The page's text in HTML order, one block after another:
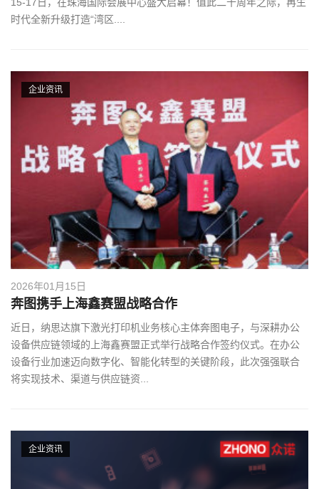
时代全新升级打造“湾区....
企业资讯
2026年01月15日
奔图携手上海鑫赛盟战略合作
近日，纳思达旗下激光打印机业务核心主体奔图电子，与深耕办公
设备供应链领域的上海鑫赛盟正式举行战略合作签约仪式。在办公
设备行业加速迈向数字化、智能化转型的关键阶段，此次强强联合
将实现技术、渠道与供应链资...
企业资讯